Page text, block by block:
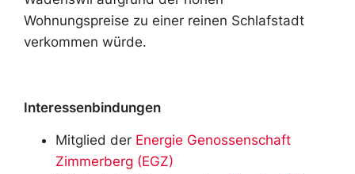
Wohnungspreise zu einer reinen Schlafstadt
verkommen würde.
Interessenbindungen
Mitglied der Energie Genossenschaft
Zimmerberg (EGZ)